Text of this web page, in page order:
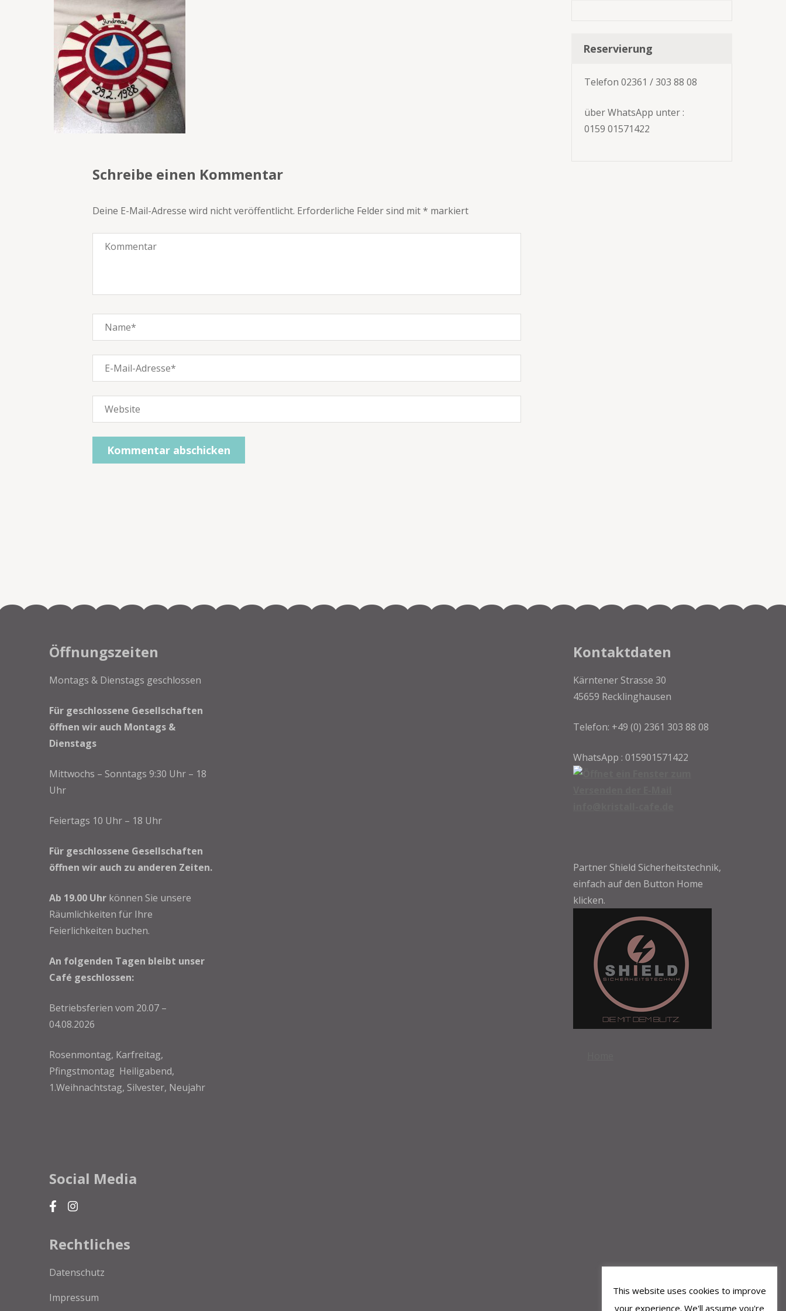
Schreibe einen Kommentar
Deine E-Mail-Adresse wird nicht veröffentlicht. Erforderliche Felder sind mit* markiert
Reservierung
Telefon 02361 / 303 88 08
über WhatsApp unter :
0159 01571422
Öffnungszeiten
Montags & Dienstags geschlossen
Für geschlossene Gesellschaften
öffnen wir auch Montags &
Dienstags
Mittwochs – Sonntags 9:30 Uhr – 18
Uhr
Feiertags 10 Uhr – 18 Uhr
Für geschlossene Gesellschaften
öffnen wir auch zu anderen Zeiten.
Ab 19.00 Uhr können Sie unsere
Räumlichkeiten für Ihre
Feierlichkeiten buchen.
An folgenden Tagen bleibt unser
Café geschlossen:
Betriebsferien vom 20.07 –
04.08.2026
Rosenmontag, Karfreitag,
Pfingstmontag Heiligabend,
1.Weihnachtstag, Silvester, Neujahr
Social Media
Rechtliches
Datenschutz
Impressum
Kontaktdaten
Kärntener Strasse 30
45659 Recklinghausen
Telefon: +49 (0) 2361 303 88 08
WhatsApp : 015901571422
Partner Shield Sicherheitstechnik,
einfach auf den Button Home
klicken.
This website uses cookies to improve
your experience. We'll assume you're